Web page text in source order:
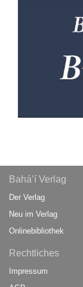
Bahá’í Verlag
Der Verlag
Neu im Verlag
Onlinebibliothek
Rechtliches
Impressum